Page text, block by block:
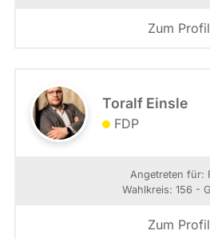
Zum Profil
Toralf Einsle
FDP
Angetreten für:
Wahlkreis: 156 -
Zum Profil